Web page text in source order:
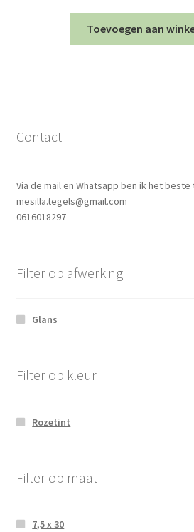
Toevoegen aan
Contact
Via de mail en Whatsapp ben ik het
mesilla.tegels@gmail.com
0616018297
Filter op afwerking
Glans
Filter op kleur
Rozetint
Filter op maat
7,5 x 30